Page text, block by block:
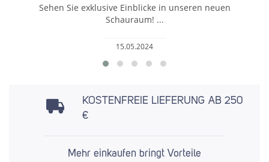
Sehen Sie exklusive Einblicke in unseren neuen
Schauraum! ...
15.05.2024
KOSTENFREIE LIEFERUNG AB 250
€
Mehr einkaufen bringt Vorteile